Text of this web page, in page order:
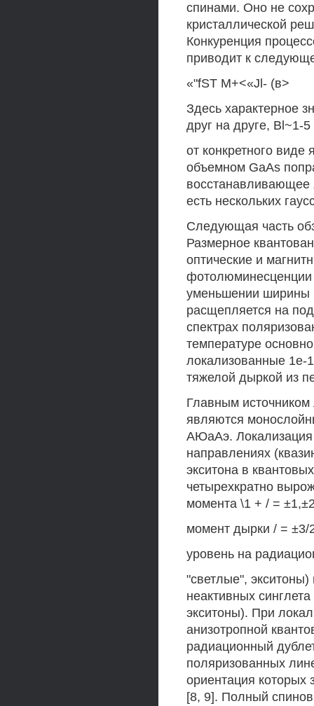
спинами. Оно не
кристаллической
Конкуренция
приводит к
«"fST M+<«Jl- (в>
Здесь характерное
друг на друге, Bl~1-
от конкретного
объемном GaAs
восстанавливающее
есть нескольких
Следующая часть
Размерное
оптические и
фотолюминесценции
уменьшении ширины
расщепляется на
спектрах
температуре
локализованные 1e-
тяжелой дыркой из
Главным
являются
АЮаАэ. Локализация
направлениях
экситона в
четырехкратно
момента \1 + / =
момент дырки / = ±3/
уровень на
"светлые",
неактивных
экситоны). При
анизотропной
радиационный
поляризованных
ориентация которых
[8, 9]. Полный